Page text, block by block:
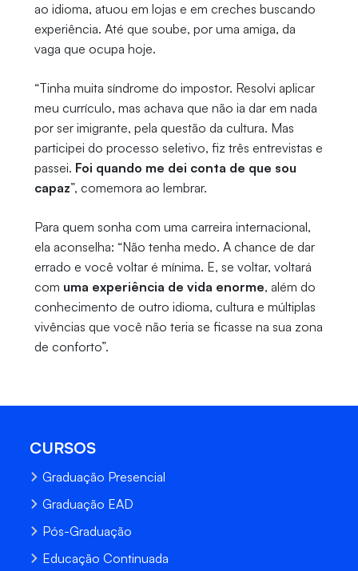
ao idioma, atuou em lojas e em creches buscando
experiência. Até que soube, por uma amiga, da
vaga que ocupa hoje.
“Tinha muita síndrome do impostor. Resolvi aplicar
meu currículo, mas achava que não ia dar em nada
por ser imigrante, pela questão da cultura. Mas
participei do processo seletivo, fiz três entrevistas e
passei. Foi quando me dei conta de que sou
capaz”, comemora ao lembrar.
Para quem sonha com uma carreira internacional,
ela aconselha: “Não tenha medo. A chance de dar
errado e você voltar é mínima. E, se voltar, voltará
com uma experiência de vida enorme, além do
conhecimento de outro idioma, cultura e múltiplas
vivências que você não teria se ficasse na sua zona
de conforto”.
CURSOS
Graduação Presencial
Graduação EAD
Pós-Graduação
Educação Continuada